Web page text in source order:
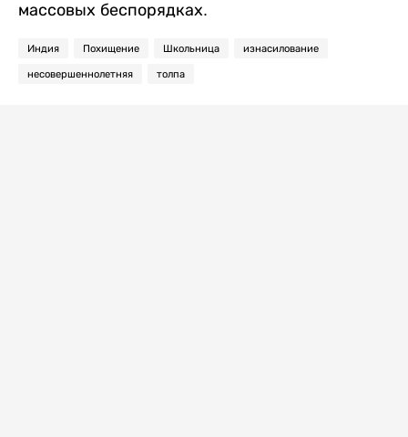
массовых беспорядках.
Индия Похищение Школьница изнасилование
несовершеннолетняя толпа